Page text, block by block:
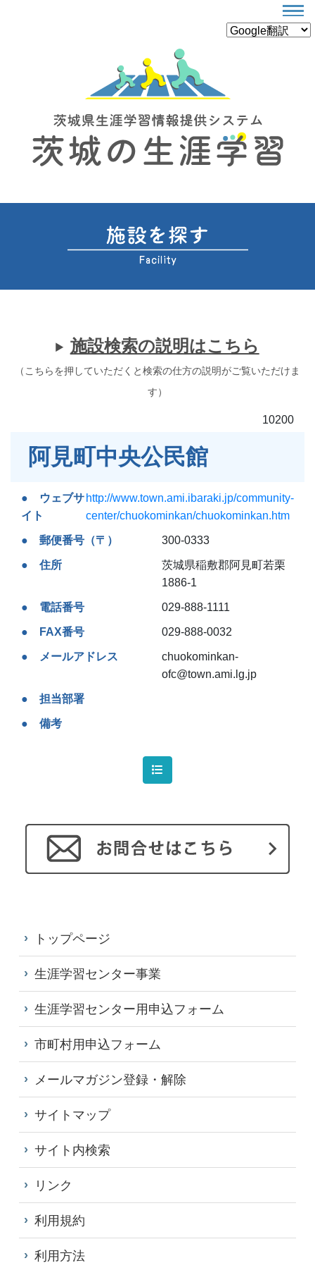
施設検索の説明はこちら
（こちらを押していただくと検索の仕方の説明がご覧いただけま
す）
10200
阿見町中央公民館
ウェブサ
イト
http://www.town.ami.ibaraki.jp/community-
center/chuokominkan/chuokominkan.htm
郵便番号（〒） 300-0333
住所
茨城県稲敷郡阿見町若栗
1886-1
電話番号 029-888-1111
FAX番号 029-888-0032
メールアドレス
chuokominkan-
ofc@town.ami.lg.jp
担当部署
備考
トップページ
生涯学習センター事業
生涯学習センター用申込フォーム
市町村用申込フォーム
メールマガジン登録・解除
サイトマップ
サイト内検索
リンク
利用規約
利用方法